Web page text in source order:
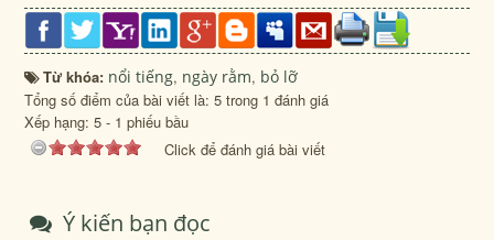
Từ khóa: nổi tiếng, ngày rằm, bỏ lỡ
Tổng số điểm của bài viết là: 5 trong 1 đánh giá
Xếp hạng:5 - 1 phiếu bầu
Click để đánh giá bài viết
Ý kiến bạn đọc